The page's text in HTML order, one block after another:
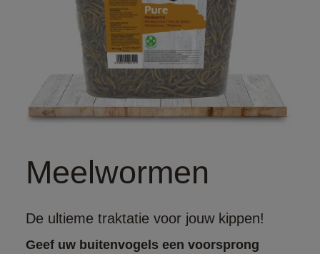
Meelwormen
De ultieme traktatie voor jouw kippen!
Geef uw buitenvogels een voorsprong